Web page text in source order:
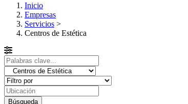
Pádel
Patinaje
Pesca
Remo
Rugby
Salvamento y Socorrismo
Squash
Surf
Inicio
Empresas
Servicios >
Centros de Estética
Búsqueda